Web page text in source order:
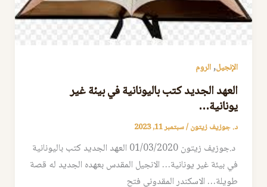
الإنجيل,الروم
العهد الجديد كتب باليونانية في بيئة غير
يونانية…
د. جوزيف زيتون/سبتمبر 11, 2023
د.جوزيف زيتون 01/03/2020 العهد الجديد كتب باليونانية
في بيئة غير يونانية… الانجيل المقدس بعهده الجديد له قصة
طويلة… الاسكندر المقدوني فتح